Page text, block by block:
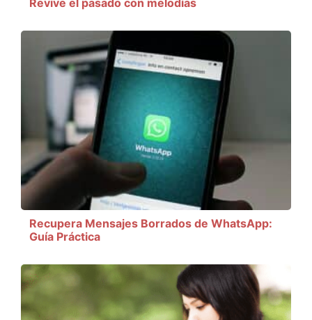
Recupera Mensajes Borrados de WhatsApp:
Guía Práctica